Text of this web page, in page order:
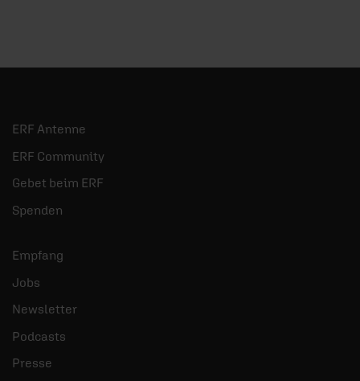
ERF Antenne
ERF Community
Gebet beim ERF
Spenden
Empfang
Jobs
Newsletter
Podcasts
Presse